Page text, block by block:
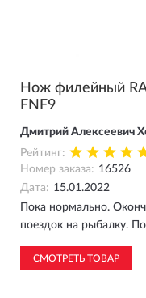
Нож филейный
FNF9
Дмитрий Алексеевич
Рейтинг:
Номер заказа: 16526
Дата: 15.01.2022
Пока нормально.
поездок на рыбалку.
СМОТРЕТЬ ТОВАР